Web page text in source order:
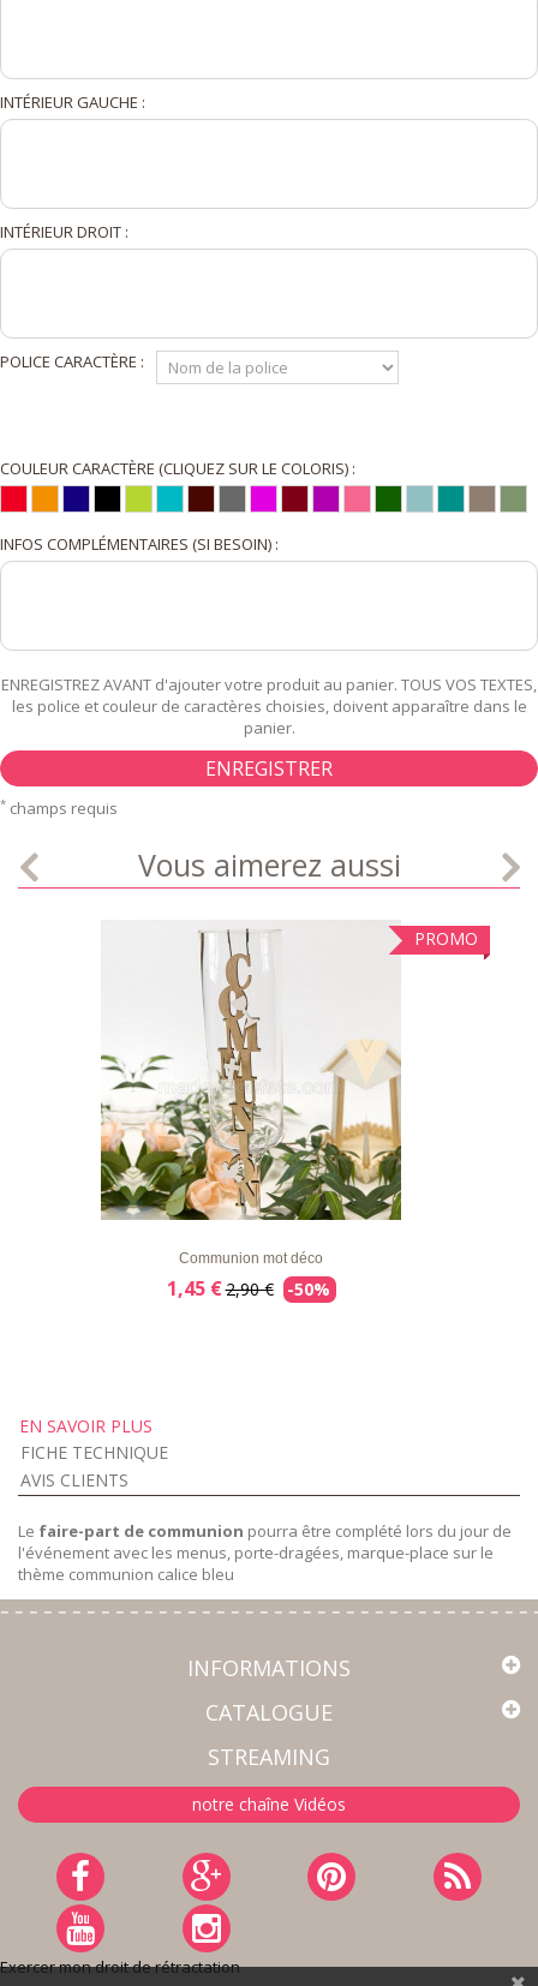
INTÉRIEUR GAUCHE :
INTÉRIEUR DROIT :
POLICE CARACTÈRE :
COULEUR CARACTÈRE (CLIQUEZ SUR LE COLORIS) :
INFOS COMPLÉMENTAIRES (SI BESOIN) :
ENREGISTREZ AVANT d'ajouter votre produit au panier. TOUS VOS TEXTES,
les police et couleur de caractères choisies, doivent apparaître dans le
panier.
ENREGISTRER
* champs requis
Vous aimerez aussi
PROMO
LISTE
D'ENVIE
APERÇU RAPIDE DÉTAILS
Communion mot déco
1,45 €2,90 € -50%
EN SAVOIR PLUS
FICHE TECHNIQUE
AVIS CLIENTS
Le faire-part de communion pourra être complété lors du jour de
l'événement avec les menus, porte-dragées, marque-place sur le
thème communion calice bleu
INFORMATIONS
CATALOGUE
STREAMING
notre chaîne Vidéos
Exercer mon droit de rétractation